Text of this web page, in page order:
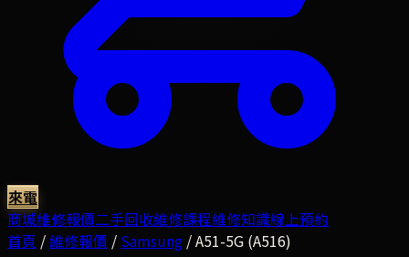
來電
商城維修報價二手回收維修課程維修知識線上預約
首頁 /維修報價 / Samsung /A51-5G (A516)